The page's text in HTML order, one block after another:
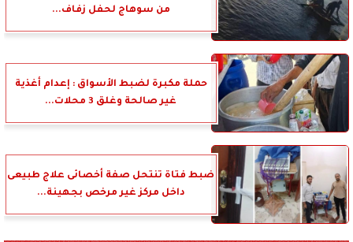
من سوهاج لحفل زفاف...
حملة مكبرة لضبط الأسواق : إعدام أغذية
غير صالحة وغلق 3 محلات...
ضبط فتاة تنتحل صفة أخصائى علاج طبيعى
داخل مركز غير مرخص بجهينة...